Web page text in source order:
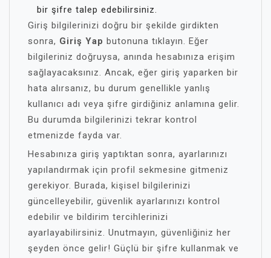
bir şifre talep edebilirsiniz.
Giriş bilgilerinizi doğru bir şekilde girdikten
sonra, Giriş Yap butonuna tıklayın. Eğer
bilgileriniz doğruysa, anında hesabınıza erişim
sağlayacaksınız. Ancak, eğer giriş yaparken bir
hata alırsanız, bu durum genellikle yanlış
kullanıcı adı veya şifre girdiğiniz anlamına gelir.
Bu durumda bilgilerinizi tekrar kontrol
etmenizde fayda var.
Hesabınıza giriş yaptıktan sonra, ayarlarınızı
yapılandırmak için profil sekmesine gitmeniz
gerekiyor. Burada, kişisel bilgilerinizi
güncelleyebilir, güvenlik ayarlarınızı kontrol
edebilir ve bildirim tercihlerinizi
ayarlayabilirsiniz. Unutmayın, güvenliğiniz her
şeyden önce gelir! Güçlü bir şifre kullanmak ve